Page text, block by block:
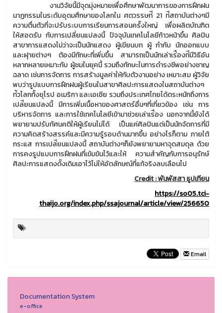
งานวิจัยนี้มีจุดมุ่งหมายเพื่อศึกษาพัฒนาการของการฝึกฝน
นาฏกรรมในระดับอุดมศึกษาของโลกใน ศตวรรษท่ี 21 ท่ีสถาบันต่างๆมี
ความตื่นตัวที่จะปรับระบบการเรียนการสอนคร้ังใหญ่ เพื่อผลิตบัณฑิต
ให้สอดรับ กับการเปลี่ยนแปลงนี้ ปัจจุบันเทคโนโลยีก้าวหน้าขึ้น ศิลปิน
สาขาการแสดงไม่ว่าจะเป็นนักแสดง ผู้เขียนบท ผู้ กํากับ นักออกแบบ
และฝุายต่างๆ ต้องมีทักษะที่เพิ่มขึ้น สามารถเป็นนักเล่าเร่ืองท่ีมีวิธีอัน
หลากหลายเหมาะกับ ผู้ชมในยุคนี้ รวมถึงทักษะในการดํารงชีพอย่างชาญ
ฉลาด เช่นการจัดการ การสร้างมูลค่าให้กับตัวงานอย่าง เหมาะสม ผู้วิจัย
พบว่ารูปแบบการฝึกฝนผู้เรียนในสาขาศิลปะการแสดงในสถาบันต่างๆ
ท่ัวโลกท้ังยุโรป อเมริกา และเอเชีย รวมถึงประเทศไทยได้ตระหนักถึงการ
เปล่ียนแปลงนี้ มีการเพิ่มเนื้อหาของศาสตร์อื่นๆที่เกี่ยวข้อง เช่น การ
บริหารจัดการ และการใช้เทคโนโลยีเข้ามาช่วยเล่าเร่ือง นอกจากนี้ยังได้
พยายามปรับทัศนคติให้ผู้เรียนไม่ได้ เป็นแค่ศิลปินแต่เป็นนักจัดการที่มี
ความคิดสร้างสรรค์และมีความรู้รอบด้านมากขึ้น อย่างไรก็ตาม ภายใต้
กระแส การเปล่ียนแปลงนี้ สถาบันต่างๆก็ยังพยายามหาจุดสมดุล ด้วย
การคงรูปแบบการฝึกฝนที่เข้มข้นไว้และให้ ความสําคัญกับการอนุรักษ์
ศิลปะการแสดงด้ังเดิมเอาไว้ไม่ให้อัตลักษณ์ที่แท้จริงลบเลือนไป
Credit :พันพัสสา ธูปเทียน
https://so05.tci-
thaijo.org/index.php/ssajournal/article/view/256650
Email
Documentation System
e-office